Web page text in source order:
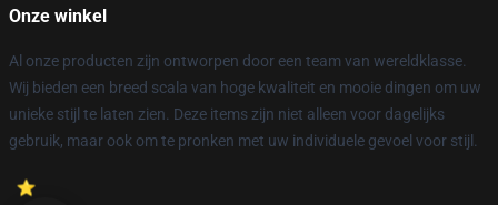
Onze winkel
Al onze producten zijn ontworpen door een team van wereldklasse.
Wij bieden een breed scala van hoge kwaliteit en mooie dingen om uw
unieke stijl te laten zien. Deze items zijn niet alleen voor dagelijks
gebruik, maar ook om te pronken met uw individuele gevoel voor stijl.